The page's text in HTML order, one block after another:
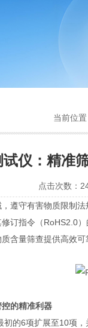
当前位置
试仪：精准
点击次数：
守有害物质限制法
订指令（RoHS2.0
含量筛查提供高效
的精准利器
6项扩展至10项，